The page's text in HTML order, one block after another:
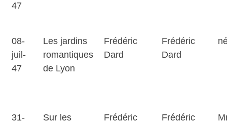
47
08-
juil-
47
Les jardins
romantiques
de Lyon
Frédéric
Dard
Frédéric
Dard
31-
Sur les
Frédéric
Frédéric